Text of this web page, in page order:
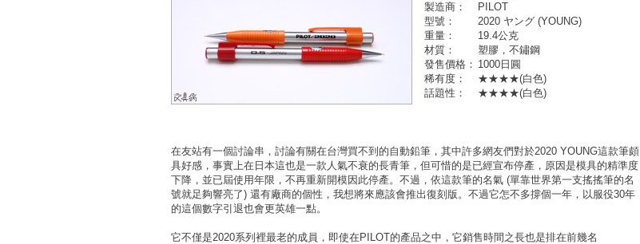
製造商：
PILOT
型號：
2020 ヤング (YOUNG)
重量：
19.4公克
材質：
塑膠，不鏽鋼
發售價格： 1000日圓
稀有度：
★★★★(白色)
話題性：
★★★★(白色)
在友站有一個討論串，討論有關在台灣買不到的自動鉛筆，其中許多網友們對於2020 YOUNG這款筆頗
具好感，事實上在日本這也是一款人氣不衰的長青筆，但可惜的是已經宣布停產，原因是模具的精準度
下降，並已屆使用年限，不再重新開模因此停產。不過，依這款筆的名氣 (單靠世界第一支搖搖筆的名
號就足夠響亮了) 還有廠商的個性，我想將來應該會推出復刻版。不過它怎不多撐個一年，以服役30年
的這個數字引退也會更英雄一點。
它不僅是2020系列裡最老的成員，即使在PILOT的產品之中，它銷售時間之長也是排在前幾名